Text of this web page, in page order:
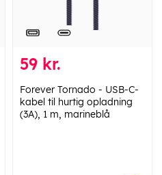
59 kr.
Forever Tornado - USB-C-
kabel til hurtig opladning
(3A), 1 m, marineblå